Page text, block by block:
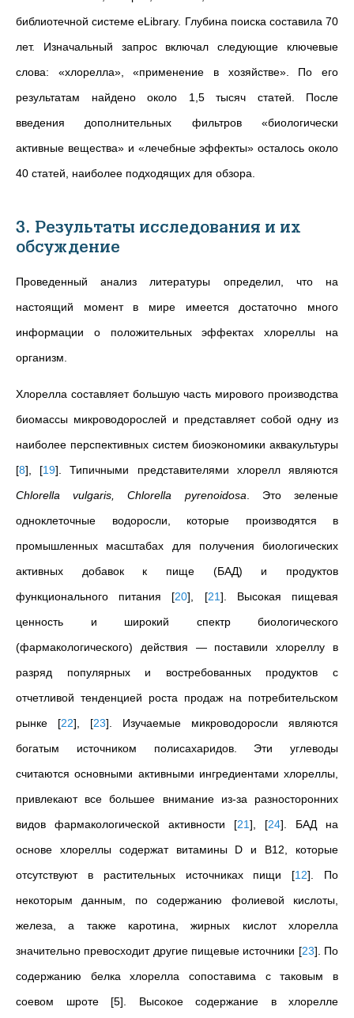
библиотечной системе eLibrary. Глубина поиска составила 70
лет. Изначальный запрос включал следующие ключевые
слова: «хлорелла», «применение в хозяйстве». По его
результатам найдено около 1,5 тысяч статей. После
введения дополнительных фильтров «биологически
активные вещества» и «лечебные эффекты» осталось около
40 статей, наиболее подходящих для обзора.
3. Результаты исследования и их
обсуждение
Проведенный анализ литературы определил, что на
настоящий момент в мире имеется достаточно много
информации о положительных эффектах хлореллы на
организм.
Хлорелла составляет большую часть мирового производства
биомассы микроводорослей и представляет собой одну из
наиболее перспективных систем биоэкономики аквакультуры
[8] [19] . Типичными представителями хлорелл являются
Chlorella vulgaris, Chlorella pyrenoidosa . Это зеленые
одноклеточные водоросли, которые производятся в
промышленных масштабах для получения биологических
активных добавок к пище (БАД) и продуктов
функционального питания [20] [21] . Высокая пищевая
ценность и широкий спектр биологического
(фармакологического) действия — поставили хлореллу в
разряд популярных и востребованных продуктов с
отчетливой тенденцией роста продаж на потребительском
рынке [22] [23] . Изучаемые микроводоросли являются
богатым источником полисахаридов. Эти углеводы
считаются основными активными ингредиентами хлореллы,
привлекают все большее внимание из-за разносторонних
видов фармакологической активности [21] [24] . БАД на
основе хлореллы содержат витамины D и В12, которые
отсутствуют в растительных источниках пищи [12] . По
некоторым данным, по содержанию фолиевой кислоты,
железа, а также каротина, жирных кислот хлорелла
значительно превосходит другие пищевые источники [23] . По
содержанию белка хлорелла сопоставима с таковым в
соевом шроте [5]. Высокое содержание в хлорелле